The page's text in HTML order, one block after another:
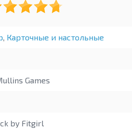
, Карточные и настольные
Games
by Fitgirl